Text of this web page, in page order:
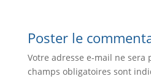
Poster le
Votre adresse e-mail ne sera
champs obligatoires sont